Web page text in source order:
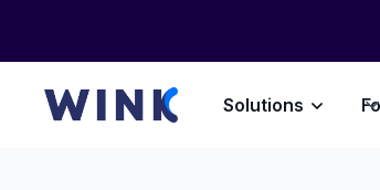
Solutions